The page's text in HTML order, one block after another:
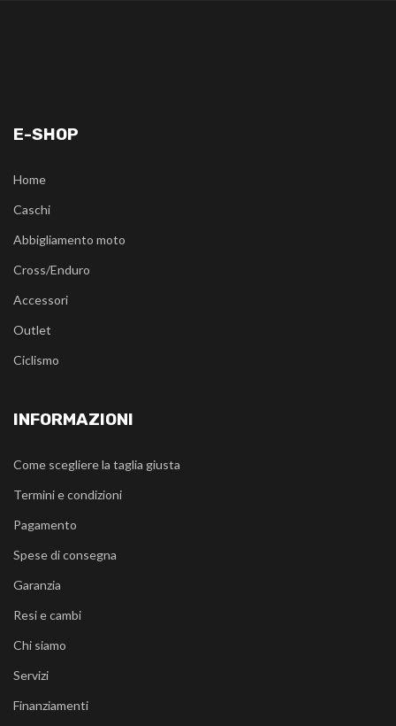
E-SHOP
Home
Caschi
Abbigliamento moto
Cross/Enduro
Accessori
Outlet
Ciclismo
INFORMAZIONI
Come scegliere la taglia giusta
Termini e condizioni
Pagamento
Spese di consegna
Garanzia
Resi e cambi
Chi siamo
Servizi
Finanziamenti